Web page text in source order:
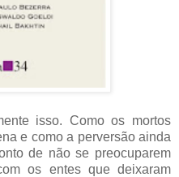
isso. Como os mortos
e como a perversão ainda
de não se preocuparem
os entes que deixaram